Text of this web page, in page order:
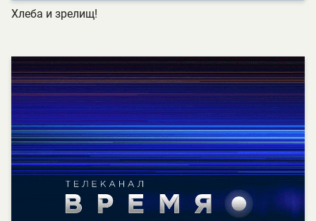
Хлеба и зрелищ!